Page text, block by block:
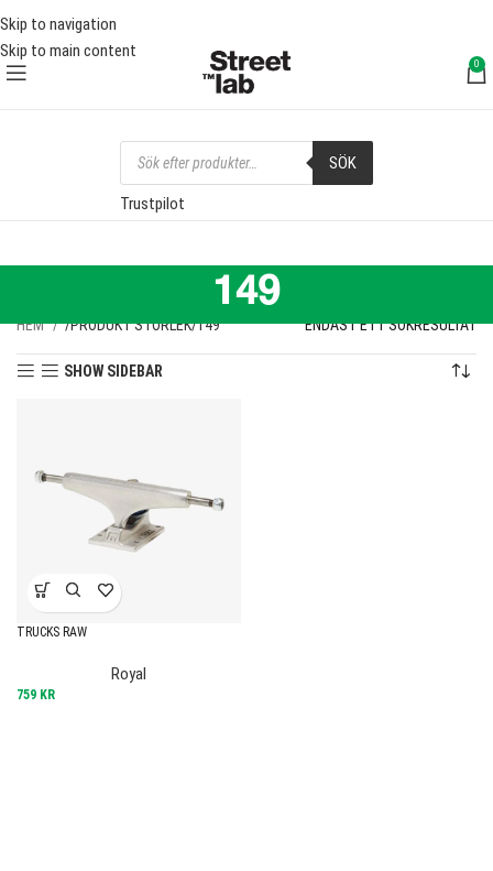
Skip to navigation
Skip to main content
0
SÖK
Trustpilot
149
HEM PRODUKT STORLEK 149 ENDAST ETT SÖKRESULTAT
SHOW SIDEBAR
TRUCKS RAW
Royal
759 KR